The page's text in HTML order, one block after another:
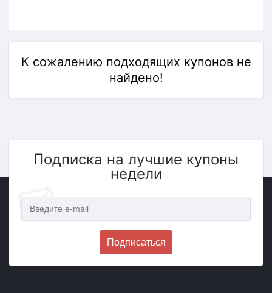
К сожалению подходящих купонов не
найдено!
Подписка на лучшие купоны
недели
Подписаться